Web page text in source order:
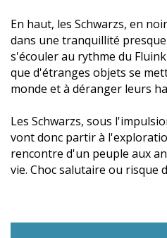
En haut, les Schwarzs, en
dans une tranquillité
s'écouler au rythme du
que d'étranges objets se
monde et à déranger leurs
Les Schwarzs, sous
vont donc partir à
rencontre d'un peuple aux
vie. Choc salutaire ou risque